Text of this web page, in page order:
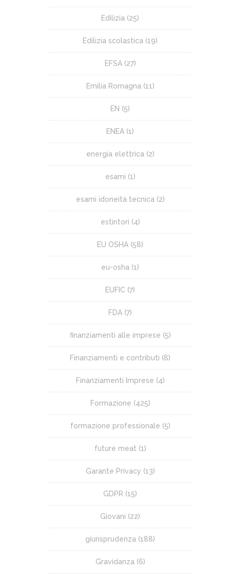
Edilizia (25)
Edilizia scolastica (19)
EFSA(27)
Emilia Romagna (11)
EN (5)
ENEA (1)
energia elettrica (2)
esami (1)
esami idoneità tecnica (2)
estintori (4)
EU OSHA (58)
eu-osha (1)
EUFIC (7)
FDA (7)
finanziamenti alle imprese (5)
Finanziamenti e contributi (8)
Finanziamenti Imprese (4)
Formazione (425)
formazione professionale (5)
future meat (1)
Garante Privacy (13)
GDPR (15)
Giovani (22)
giurisprudenza (188)
Gravidanza (6)